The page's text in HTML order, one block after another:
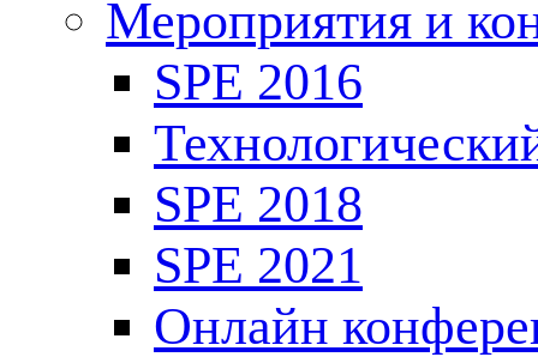
Мероприятия и
SPE 2016
SPE 2018
SPE 2021
Онлайн